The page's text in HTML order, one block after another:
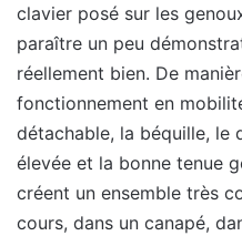
clavier posé sur les
paraître un peu
réellement bien. De
fonctionnement en
détachable, la béquille, le
élevée et la bonne tenue
créent un ensemble très
cours, dans un canapé,